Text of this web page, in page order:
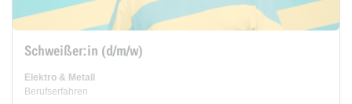
Schweißer:in (d/m/w)
Elektro & Metall
Berufserfahren